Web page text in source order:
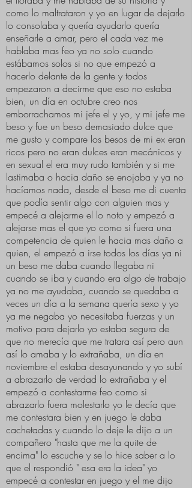
como lo maltrataron y yo en lugar de dejarlo
lo consolaba y quería ayudarlo quería
enseñarle a amar, pero el cada vez me
hablaba mas feo ya no solo cuando
estábamos solos si no que empezó a
hacerlo delante de la gente y todos
empezaron a decirme que eso no estaba
bien, un día en octubre creo nos
emborrachamos mi jefe el y yo, y mi jefe me
beso y fue un beso demasiado dulce que
me gusto y compare los besos de mi ex eran
ricos pero no eran dulces eran mecánicos y
en sexual el era muy rudo también y si me
lastimaba o hacia daño se enojaba y ya no
hacíamos nada, desde el beso me di cuenta
que podía sentir algo con alguien mas y
empecé a alejarme el lo noto y empezó a
alejarse mas el que yo como si fuera una
competencia de quien le hacia mas daño a
quien, el empezó a irse todos los días ya ni
un beso me daba cuando llegaba ni
cuando se iba y cuando era algo de trabajo
ya no me ayudaba, cuando se quedaba a
veces un día a la semana quería sexo y yo
ya me negaba yo necesitaba fuerzas y un
motivo para dejarlo yo estaba segura de
que no merecía que me tratara así pero aun
así lo amaba y lo extrañaba, un día en
noviembre el estaba desayunando y yo subí
a abrazarlo de verdad lo extrañaba y el
empezó a contestarme feo como si
abrazarlo fuera molestarlo yo le decía que
me contestara bien y en juego le daba
cachetadas y cuando lo deje le dijo a un
compañero "hasta que me la quite de
encima" lo escuche y se lo hice saber a lo
que el respondió " esa era la idea" yo
empecé a contestar en juego y el me dijo